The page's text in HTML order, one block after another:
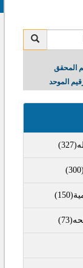
المحقق
الموحد